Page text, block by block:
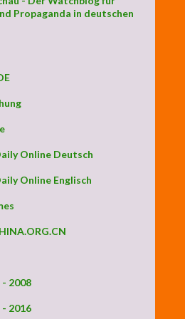
Propaganda in deutschen
Online Deutsch
Online Englisch
2008
2016